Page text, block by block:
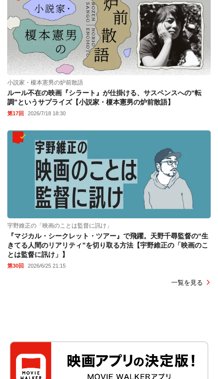
小説家・榎本憲男の炉前散語
ルール不在の映画『シラート』が仕掛ける、サスペンスへの“転
調”というサプライズ【小説家・榎本憲男の炉前散語】
第17回 2026/7/18 18:30
宇野維正の「映画のことは監督に訊け」
『マジカル・シークレット・ツアー』で飛躍。天野千尋監督の“生
きてる人間のリアリティ”を切り取る方法【宇野維正の「映画のこ
とは監督に訊け」】
第30回 2026/6/25 21:15
一覧を見る